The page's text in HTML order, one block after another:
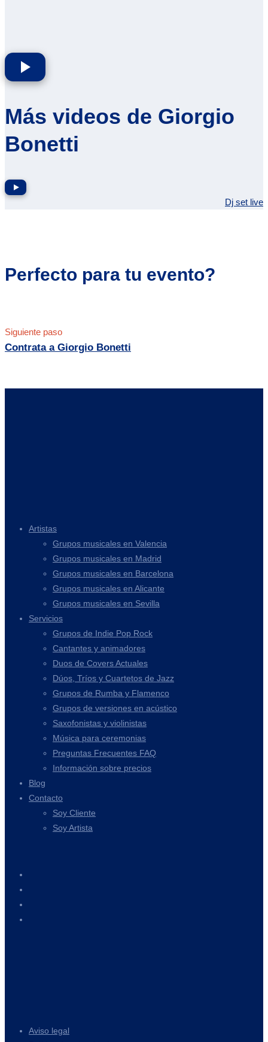
Más videos de Giorgio
Bonetti
Dj set live
Perfecto para tu evento?
Siguiente paso
Contrata a Giorgio Bonetti
Artistas
Grupos musicales en Valencia
Grupos musicales en Madrid
Grupos musicales en Barcelona
Grupos musicales en Alicante
Grupos musicales en Sevilla
Servicios
Grupos de Indie Pop Rock
Cantantes y animadores
Duos de Covers Actuales
Dúos, Tríos y Cuartetos de Jazz
Grupos de Rumba y Flamenco
Grupos de versiones en acústico
Saxofonistas y violinistas
Música para ceremonias
Preguntas Frecuentes FAQ
Información sobre precios
Blog
Contacto
Soy Cliente
Soy Artista
Aviso legal